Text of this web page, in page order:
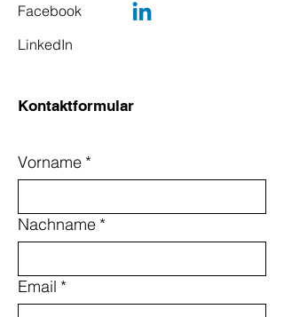
Facebook
LinkedIn
Kontaktformular
Vorname *
Nachname *
Email *